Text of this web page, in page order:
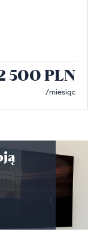
500 PLN
/miesiąc